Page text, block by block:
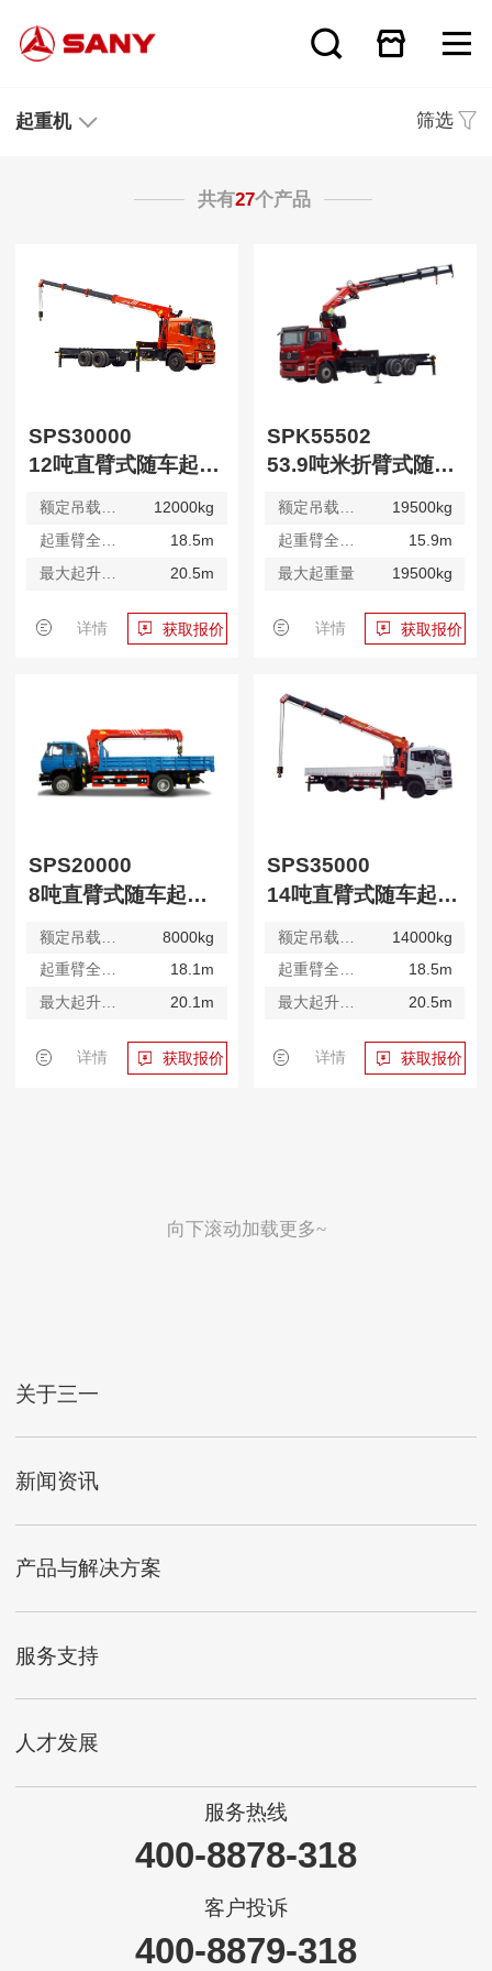
起重机 筛选
共有27个产品
SPS30000
12吨直臂式随车起重机
12000kg
18.5m
最大起升高度
20.5m
详情 获取报价
SPK55502
53.9吨米折臂式随车起重机
19500kg
15.9m
最大起重量
19500kg
详情 获取报价
SPS20000
8吨直臂式随车起重机
8000kg
起重臂全升臂长
18.1m
最大起升高度
20.1m
详情 获取报价
SPS35000
14吨直臂式随车起重机
14000kg
起重臂全升臂长
18.5m
最大起升高度
20.5m
详情 获取报价
向下滚动加载更多~
关于三一
新闻资讯
产品与解决方案
服务支持
人才发展
服务热线
400-8878-318
客户投诉
400-8879-318